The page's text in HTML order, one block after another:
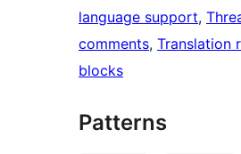
language support,
comments, Translation
blocks
Patterns